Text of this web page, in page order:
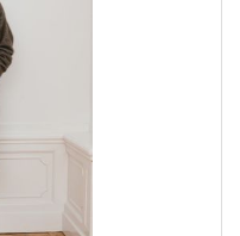
woonkamer met over de
toegang tot de half open
aanrechtblad en
van diverse
vriescombinatie, 4-pits
badkamer met wc, douche,
combinatie van wit sanitair
een uniek en moderne
aan achterzijde gesitueerd en